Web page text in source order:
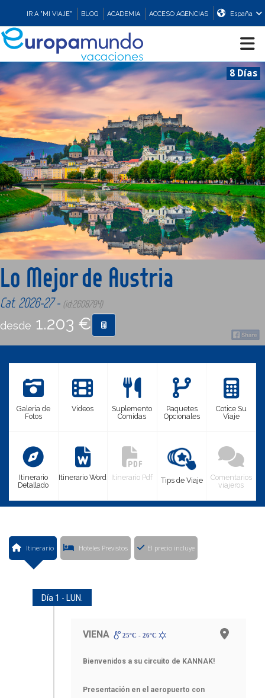
IR A "MI VIAJE" BLOG ACADEMIA ACCESO AGENCIAS España
CRUCEROS
EUROPA
ASIA
ORIENTE
PROMOCIONES
COMPRAR
8 Días
Lo Mejor de Austria
Cat. 2026-27 - (id:2608794)
desde 1.203 €
Galería de
Fotos
Videos
Suplemento
Comidas
Paquetes
Opcionales
Cotice Su
Viaje
Itinerario
Detallado
Itinerario Word Itinerario Pdf Tips de Viaje
Comentarios
viajeros
Itinerario Hoteles Previstos El precio incluye
Día 1 - LUN.
VIENA 25ºC - 26ºC
Bienvenidos a su circuito de KANNAK!
Presentación en el aeropuerto con